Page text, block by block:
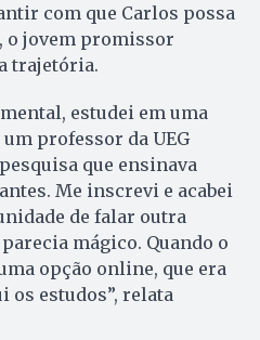
com que Carlos possa
, o jovem promissor
trajetória.
estudei em uma
professor da UEG
que ensinava
Me inscrevi e acabei
de falar outra
mágico. Quando o
opção online, que era
os estudos”, relata